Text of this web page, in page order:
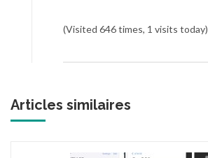
(Visited 646 times, 1 visits today)
Articles similaires